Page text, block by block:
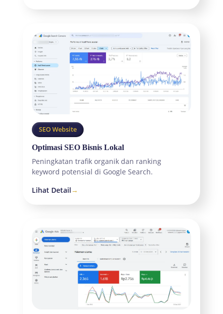
SEO Website
Optimasi SEO Bisnis Lokal
Peningkatan trafik organik dan ranking
keyword potensial di Google Search.
Lihat Detail→